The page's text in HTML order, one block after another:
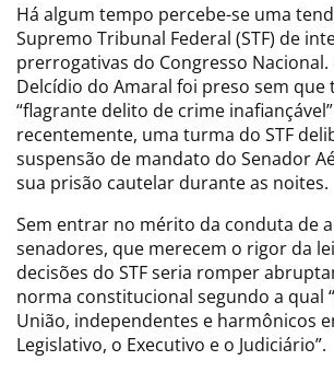
Há algum tempo percebe-se uma
Supremo Tribunal Federal (STF) de
prerrogativas do Congresso Nacional.
Delcídio do Amaral foi preso sem que
“flagrante delito de crime
recentemente, uma turma do STF
suspensão de mandato do Senador
sua prisão cautelar durante as noites.
Sem entrar no mérito da conduta de
senadores, que merecem o rigor da
decisões do STF seria romper
norma constitucional segundo a qual
União, independentes e harmônicos
Legislativo, o Executivo e o Judiciário”.